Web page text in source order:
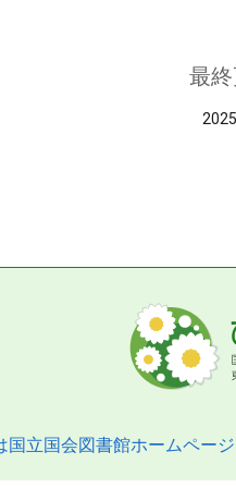
最
国立国会図書館ホームページ